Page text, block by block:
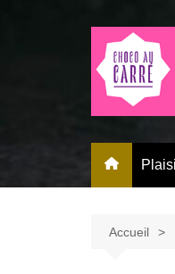
Accueil